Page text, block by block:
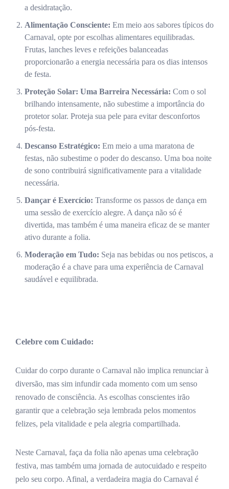
a desidratação.
Alimentação Consciente: Em meio aos sabores típicos do
Carnaval, opte por escolhas alimentares equilibradas.
Frutas, lanches leves e refeições balanceadas
proporcionarão a energia necessária para os dias intensos
de festa.
Proteção Solar: Uma Barreira Necessária: Com o sol
brilhando intensamente, não subestime a importância do
protetor solar. Proteja sua pele para evitar desconfortos
pós-festa.
Descanso Estratégico: Em meio a uma maratona de
festas, não subestime o poder do descanso. Uma boa noite
de sono contribuirá significativamente para a vitalidade
necessária.
Dançar é Exercício: Transforme os passos de dança em
uma sessão de exercício alegre. A dança não só é
divertida, mas também é uma maneira eficaz de se manter
ativo durante a folia.
Moderação em Tudo: Seja nas bebidas ou nos petiscos, a
moderação é a chave para uma experiência de Carnaval
saudável e equilibrada.
Celebre com Cuidado:
Cuidar do corpo durante o Carnaval não implica renunciar à
diversão, mas sim infundir cada momento com um senso
renovado de consciência. As escolhas conscientes irão
garantir que a celebração seja lembrada pelos momentos
felizes, pela vitalidade e pela alegria compartilhada.
Neste Carnaval, faça da folia não apenas uma celebração
festiva, mas também uma jornada de autocuidado e respeito
pelo seu corpo. Afinal, a verdadeira magia do Carnaval é